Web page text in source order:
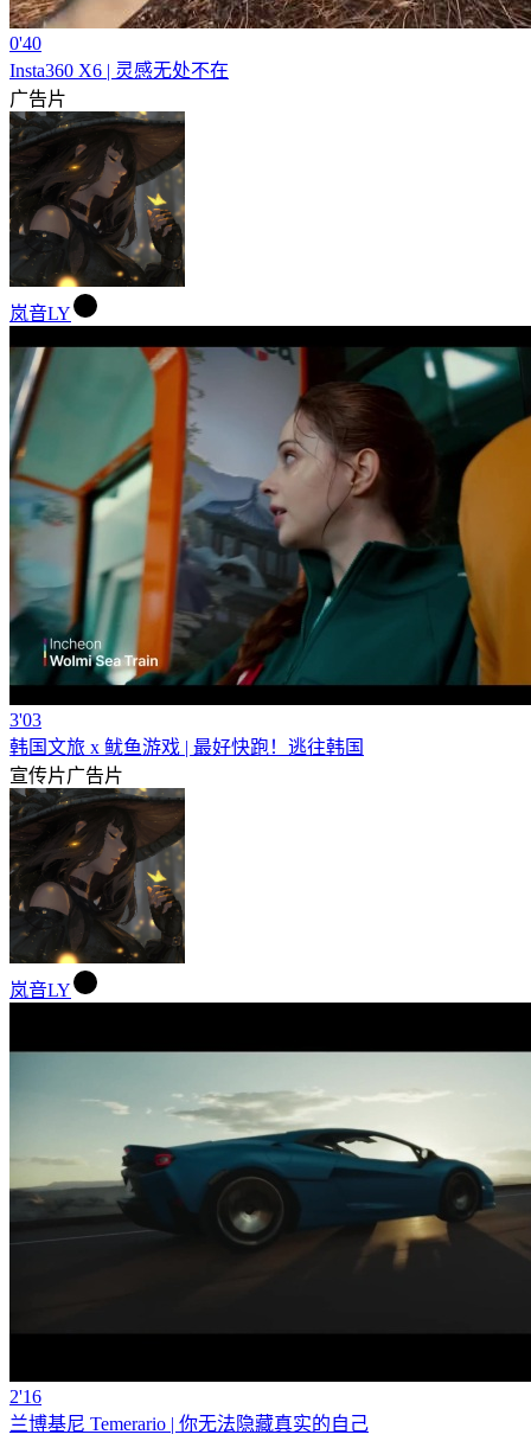
0'40
Insta360 X6 | 灵感无处不在
广告片
岚音LY
3'03
韩国文旅 x 鱿鱼游戏 | 最好快跑！逃往韩国
宣传片广告片
岚音LY
2'16
兰博基尼 Temerario | 你无法隐藏真实的自己